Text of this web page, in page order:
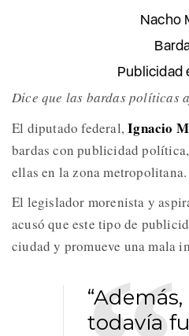
Nacho
Publicidad
Dice que las bardas políticas
El diputado federal,Ignacio
bardas con publicidad
ellas en la zona metropolitana.
El legislador morenista y
acusó que este tipo de
ciudad y promueve una mala
todavía